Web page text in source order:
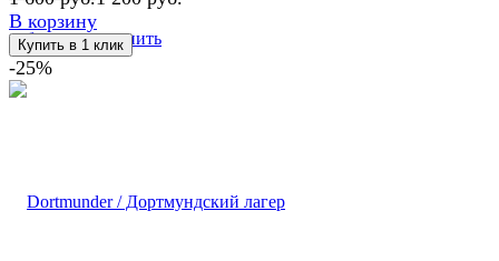
избранное сравнить
В корзину
-25%